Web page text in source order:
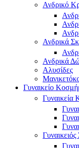
Ανδρικό
Ανδρικά
Ανδρικά
Αλυσίδες
Γυναικείο
Γυναικεία